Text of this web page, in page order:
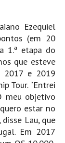
Ezequiel
(em 20
1.ª etapa do
que esteve
e 2019
Tour. “Entrei
meu objetivo
estar no
Lau, que
Em 2017